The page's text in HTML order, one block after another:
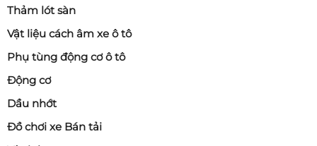
Thảm lót sàn
Vật liệu cách âm xe ô tô
Phụ tùng động cơ ô tô
Động cơ
Dầu nhớt
Đồ chơi xe Bán tải